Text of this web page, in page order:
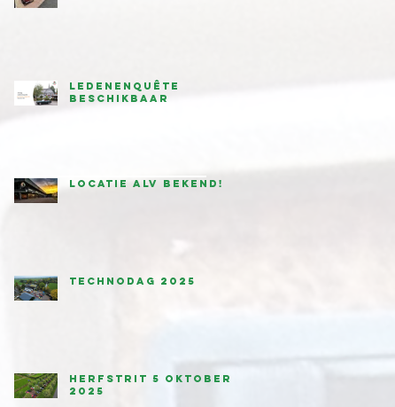
Ledenenquête
beschikbaar
Locatie ALV bekend!
Technodag 2025
Herfstrit 5 oktober
2025